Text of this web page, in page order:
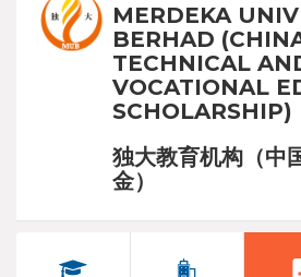
MERDEKA
BERHAD
TECHNICAL
VOCATIONAL
SCHOLARSHIP)
独大教育机构（中
金）